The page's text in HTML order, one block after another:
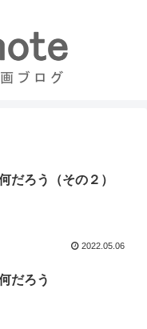
だろう（その２）
2022.05.06
だろう